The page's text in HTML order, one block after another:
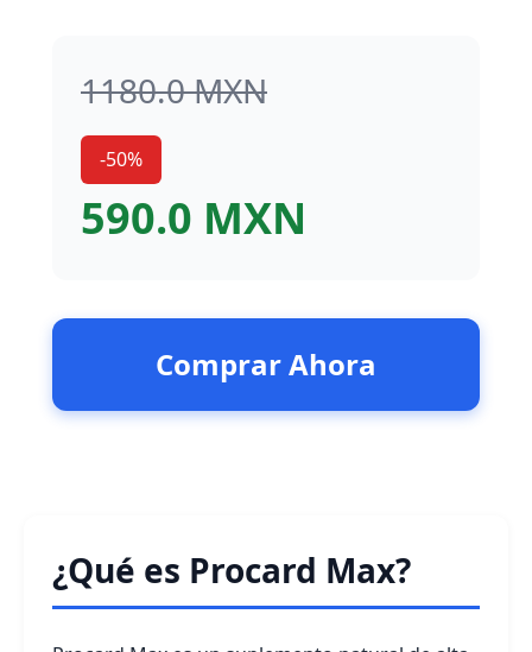
1180.0 MXN
-50%
590.0 MXN
Comprar Ahora
¿Qué es Procard Max?